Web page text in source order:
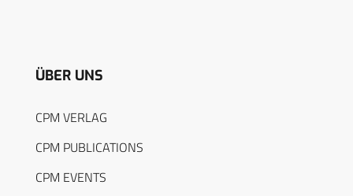
ÜBER UNS
CPM VERLAG
CPM PUBLICATIONS
CPM EVENTS